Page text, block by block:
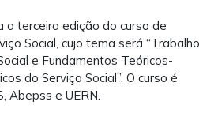
a terceira edição do curso de
Social, cujo tema será “Trabalho
e Fundamentos Teóricos-
do Serviço Social”. O curso é
Abepss e UERN.